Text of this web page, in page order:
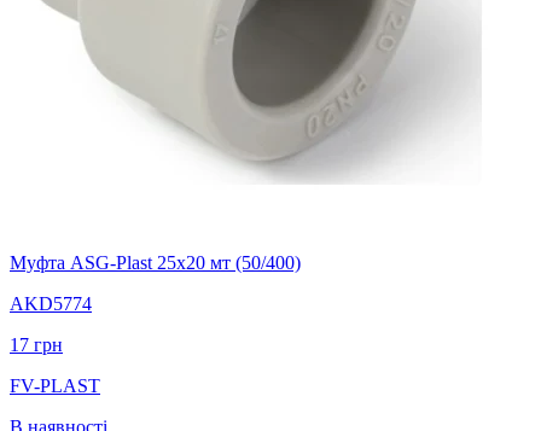
Муфта ASG-Plast 25х20 мт (50/400)
AKD5774
17 грн
FV-PLAST
В наявності